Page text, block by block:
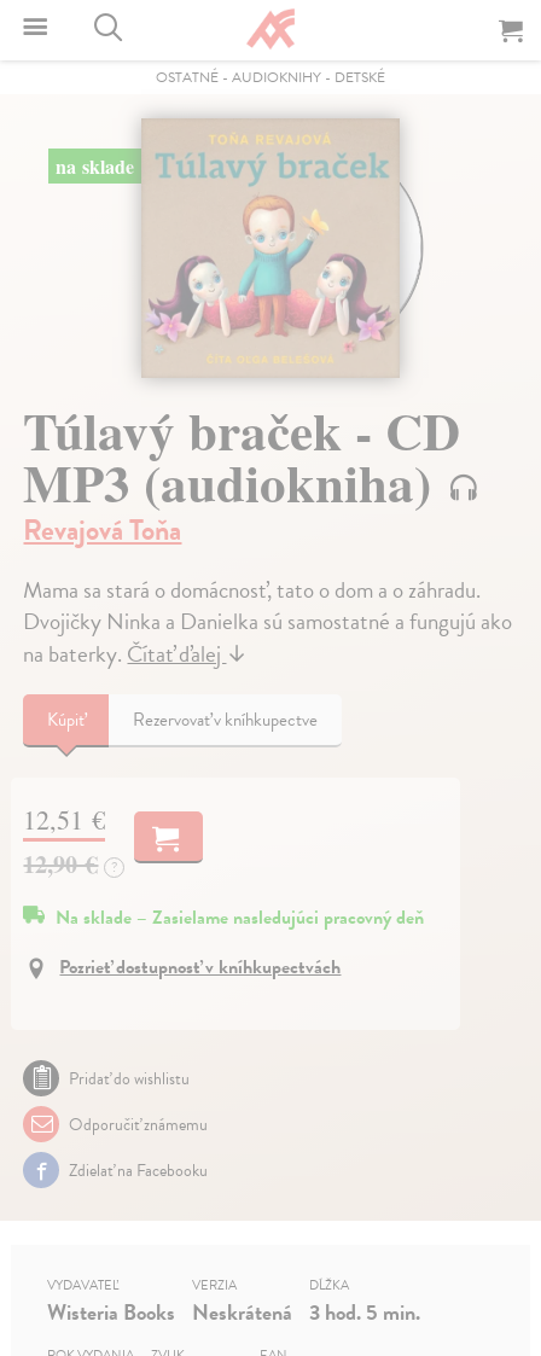
OSTATNÉ - AUDIOKNIHY - DETSKÉ
na sklade
Túlavý braček - CD
MP3 (audiokniha)
Revajová Toňa
Mama sa stará o domácnosť, tato o dom a o záhradu.
Dvojičky Ninka a Danielka sú samostatné a fungujú ako
na baterky. Čítať ďalej ↓
Kúpiť Rezervovať v kníhkupectve
12,51 €
12,90 € ?
Na sklade – Zasielame nasledujúci pracovný deň
Pozrieť dostupnosť v kníhkupectvách
Pridať do wishlistu
Odporučiť známemu
Zdielať na Facebooku
VYDAVATEĽ
Wisteria Books
VERZIA
Neskrátená
DĹŽKA
3 hod. 5 min.